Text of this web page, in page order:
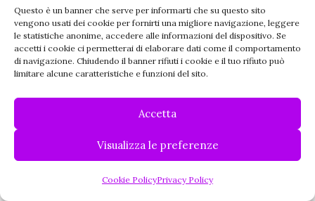
Questo è un banner che serve per informarti che su questo sito
vengono usati dei cookie per fornirti una migliore navigazione, leggere
le statistiche anonime, accedere alle informazioni del dispositivo. Se
accetti i cookie ci permetterai di elaborare dati come il comportamento
di navigazione. Chiudendo il banner rifiuti i cookie e il tuo rifiuto può
limitare alcune caratteristiche e funzioni del sito.
Accetta
Visualizza le preferenze
Cookie PolicyPrivacy Policy
definito nei relativi termini (se presenti) su questo
sito/applicazione.
Unione Europea (o UE)
all’Unione Europea contenuto in questo documento si
intende esteso a tutti gli attuali stati membri
dell’Unione Europea e dello Spazio Economico